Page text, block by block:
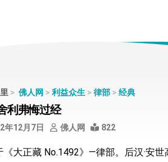
> 佛人网 > 利益众生 > 律部 > 经典
利弗悔过经
年12月7日 佛人网 822
《大正藏 No.1492》—律部。后汉·安世